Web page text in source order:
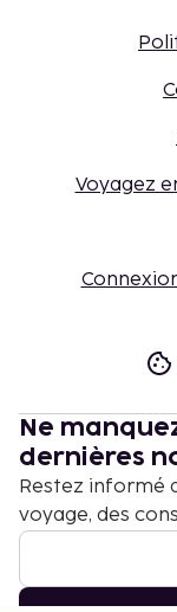
Voyagez
Ne
dernières
Restez informé
voyage, des